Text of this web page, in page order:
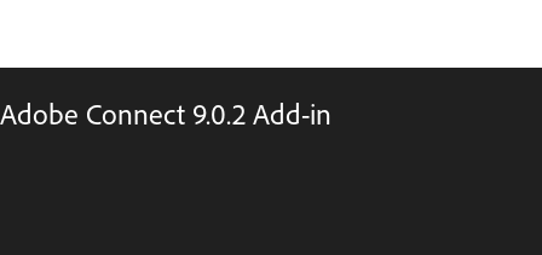
Adobe Connect 9.0.2 Add-in